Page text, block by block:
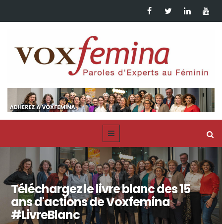
Téléchargez le livre blanc des 15
ans d'actions de Voxfemina
#LivreBlanc